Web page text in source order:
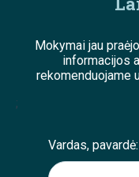
Mokymai jau
informacijos
rekomenduojame
;
Vardas, pavardė: